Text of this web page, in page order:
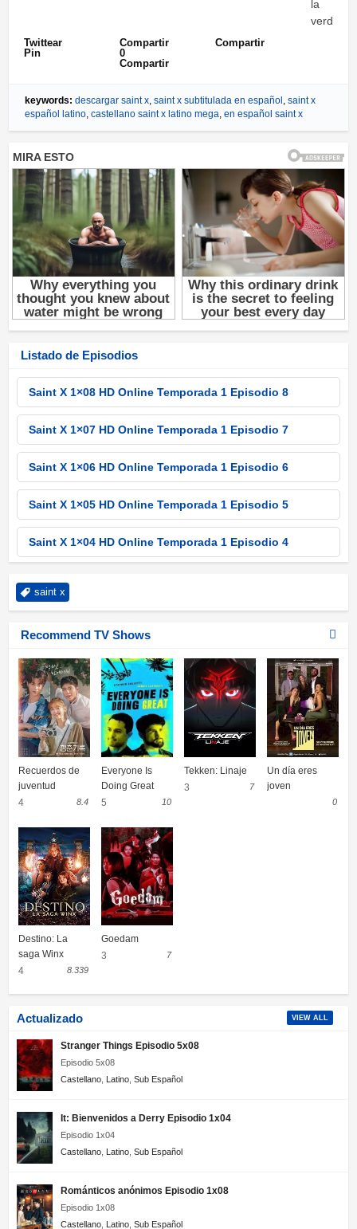
la
verdad.
Twittear Compartir
Compartir
Pin
0
Compartir
keywords: descargar saint x, saint x subtitulada en español , saint x
español latino, castellano saint x latino mega, en español saint x
Listado de Episodios
Saint X 1×08 HD Online Temporada 1 Episodio 8
Saint X 1×07 HD Online Temporada 1 Episodio 7
Saint X 1×06 HD Online Temporada 1 Episodio 6
Saint X 1×05 HD Online Temporada 1 Episodio 5
Saint X 1×04 HD Online Temporada 1 Episodio 4
Saint X 1×03 HD Online Temporada 1 Episodio 3
saint x
Recommend TV Shows
Recuerdos de
juventud
4
8.4
Everyone Is
Doing Great
5
10
Tekken: Linaje
3
7
Un día eres
joven
0
Destino: La
saga Winx
4
8.339
Goedam
3
7
Actualizado VIEW ALL
Stranger Things Episodio 5x08
Episodio 5x08
Castellano Latino Sub Español
It: Bienvenidos a Derry Episodio 1x04
Episodio 1x04
Castellano Latino Sub Español
Románticos anónimos Episodio 1x08
Episodio 1x08
Castellano Latino Sub Español